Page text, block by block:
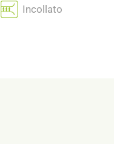
Incollato